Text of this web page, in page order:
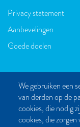
We gebruiken een
van derden op de
cookies, die nodig
cookies, die
Privacy statement
Aanbevelingen
Goede doelen
CONTACT
Post- en bezoekadres: